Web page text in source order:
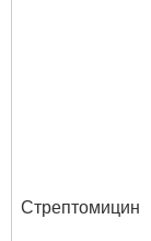
Стрептомицин